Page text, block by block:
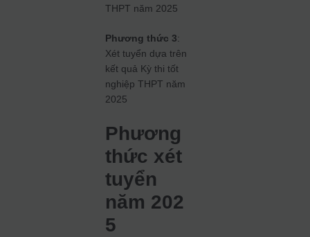
THPT năm 2025
Phương thức 3:
Xét tuyển dựa trên
kết quả Kỳ thi tốt
nghiệp THPT năm
2025
Phương
thức xét
tuyển
năm 202
5